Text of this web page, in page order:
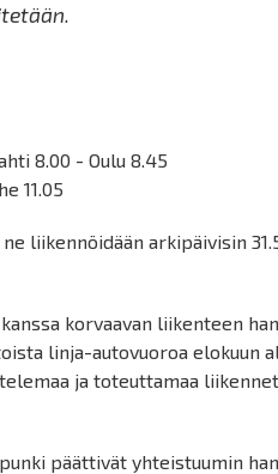
8.00 - Oulu 8.45
11.05
liikennöidään arkipäivisin
korvaavan liikenteen
linja-autovuoroa elokuun
ja toteuttamaa
päättivät yhteistuumin